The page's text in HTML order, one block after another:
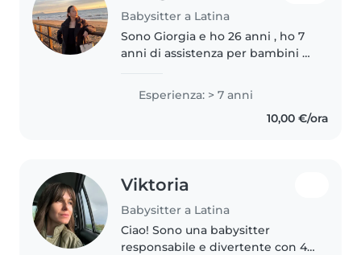
Babysitter a Latina
Sono Giorgia e ho 26 anni , ho 7
anni di assistenza per bambini di
adolescenti. Ho una laurea in
scienze dell'educazione e della
formazione e sono specializzata..
Esperienza: > 7 anni
10,00 €/ora
Viktoria
Babysitter a Latina
Ciao! Sono una babysitter
responsabile e divertente con 4